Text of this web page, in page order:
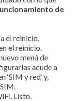
de
el reinicio.
el reinicio.
menú de
acude a
‘SIM y red’ y,
Listo.